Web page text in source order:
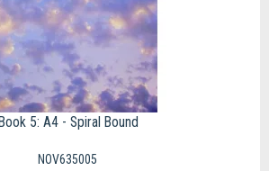
5: A4 - Spiral Bound
NOV635005